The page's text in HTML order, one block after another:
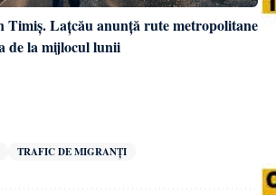
Timiș. Lațcău anunță rute metropolitane
de la mijlocul lunii
TRAFIC DE MIGRANȚI